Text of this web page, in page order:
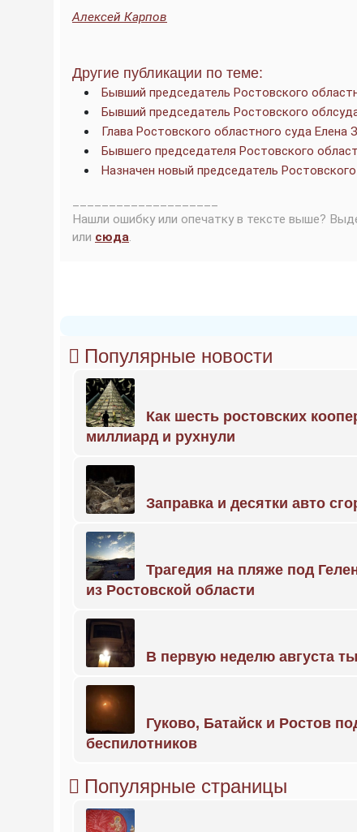
Алексей Карпов
Другие публикации по теме:
Бывший председатель Ростовского
Бывший председатель Ростовского
Глава Ростовского областного суда
Бывшего председателя Ростовского
Назначен новый председатель
Нашли ошибку или опечатку в тексте выше?
или сюда.
Популярные новости
Как шесть ростовских
миллиард и рухнули
Заправка и десятки авто
Трагедия на пляже под
из Ростовской области
В первую неделю августа
Гуково, Батайск и Ростов
беспилотников
Популярные страницы